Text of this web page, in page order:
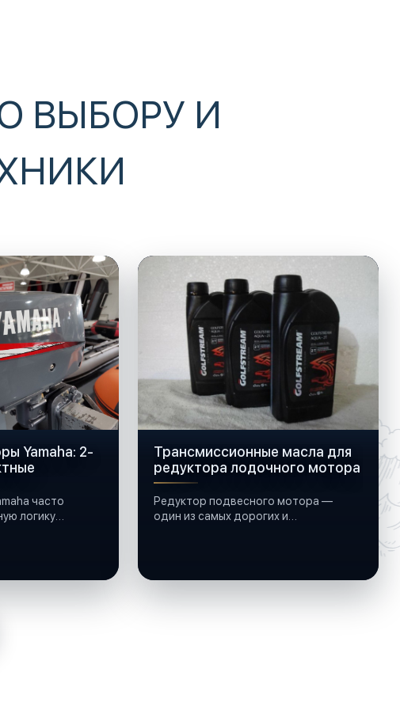
ВЫБОРУ И
Yamaha: 2-
часто
логику
Трансмиссионные масла для
редуктора лодочного мотора
Редуктор подвесного мотора —
один из самых дорогих и